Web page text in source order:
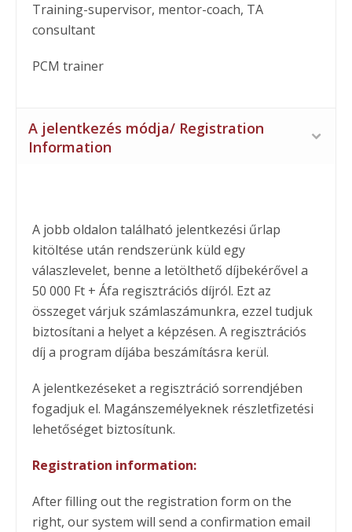
Training-supervisor, mentor-coach, TA
consultant
PCM trainer
A jelentkezés módja/ Registration
Information
A jobb oldalon található jelentkezési űrlap
kitöltése után rendszerünk küld egy
válaszlevelet, benne a letölthető díjbekérővel a
50 000 Ft + Áfa regisztrációs díjról. Ezt az
összeget várjuk számlaszámunkra, ezzel tudjuk
biztosítani a helyet a képzésen. A regisztrációs
díj a program díjába beszámításra kerül.
A jelentkezéseket a regisztráció sorrendjében
fogadjuk el. Magánszemélyeknek részletfizetési
lehetőséget biztosítunk.
Registration information:
After filling out the registration form on the
right, our system will send a confirmation email